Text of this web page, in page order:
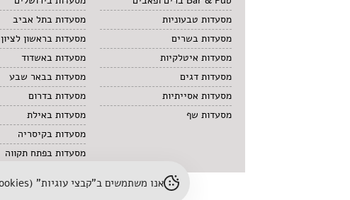
מסעדות טבעוניות
מסעדות בשרים
מסעדות איטלקיות
מסעדות דגים
מסעדות אסייתיות
מסעדות שף
מסעדות בתל אביב
מסעדות בראשון לציון
מסעדות באשדוד
מסעדות בבאר שבע
מסעדות בדרום
מסעדות באילת
מסעדות בקיסריה
מסעדות בפתח תקווה
אנו משתמשים ב"קבצי עוגיות" (cookies) לשיפור חוויית הגלישה והתאמת תוכן. לפרטים נוספים – עיינו ב